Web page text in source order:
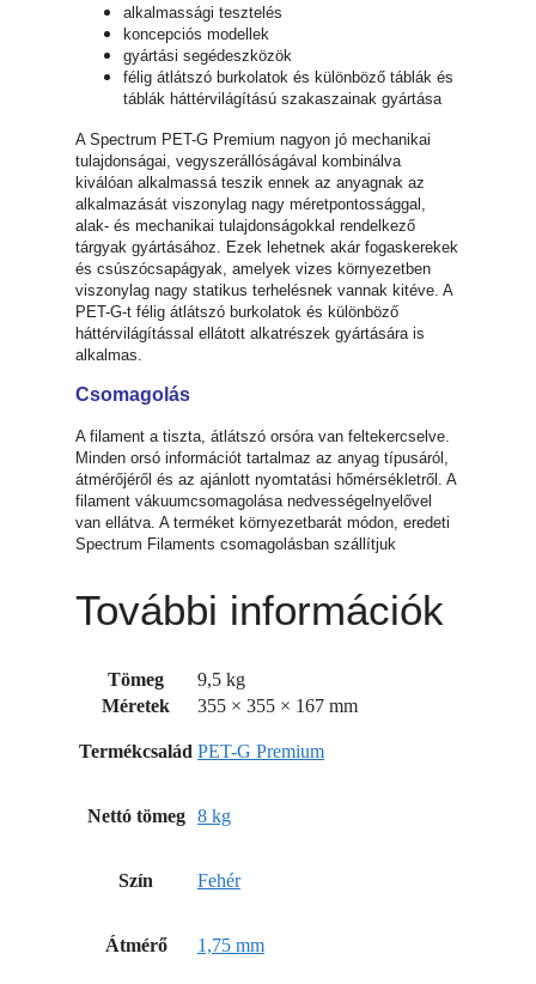
alkalmassági tesztelés
koncepciós modellek
gyártási segédeszközök
félig átlátszó burkolatok és különböző táblák és
táblák háttérvilágítású szakaszainak gyártása
A Spectrum PET-G Premium nagyon jó mechanikai
tulajdonságai, vegyszerállóságával kombinálva
kiválóan alkalmassá teszik ennek az anyagnak az
alkalmazását viszonylag nagy méretpontossággal,
alak- és mechanikai tulajdonságokkal rendelkező
tárgyak gyártásához. Ezek lehetnek akár fogaskerekek
és csúszócsapágyak, amelyek vizes környezetben
viszonylag nagy statikus terhelésnek vannak kitéve. A
PET-G-t félig átlátszó burkolatok és különböző
háttérvilágítással ellátott alkatrészek gyártására is
alkalmas.
Csomagolás
A filament a tiszta, átlátszó orsóra van feltekercselve.
Minden orsó információt tartalmaz az anyag típusáról,
átmérőjéről és az ajánlott nyomtatási hőmérsékletről. A
filament vákuumcsomagolása nedvességelnyelővel
van ellátva. A terméket környezetbarát módon, eredeti
Spectrum Filaments csomagolásban szállítjuk
További információk
Tömeg
9,5 kg
Méretek
355 × 355 × 167 mm
Termékcsalád PET-G Premium
Nettó tömeg 8 kg
Szín Fehér
Átmérő 1,75 mm